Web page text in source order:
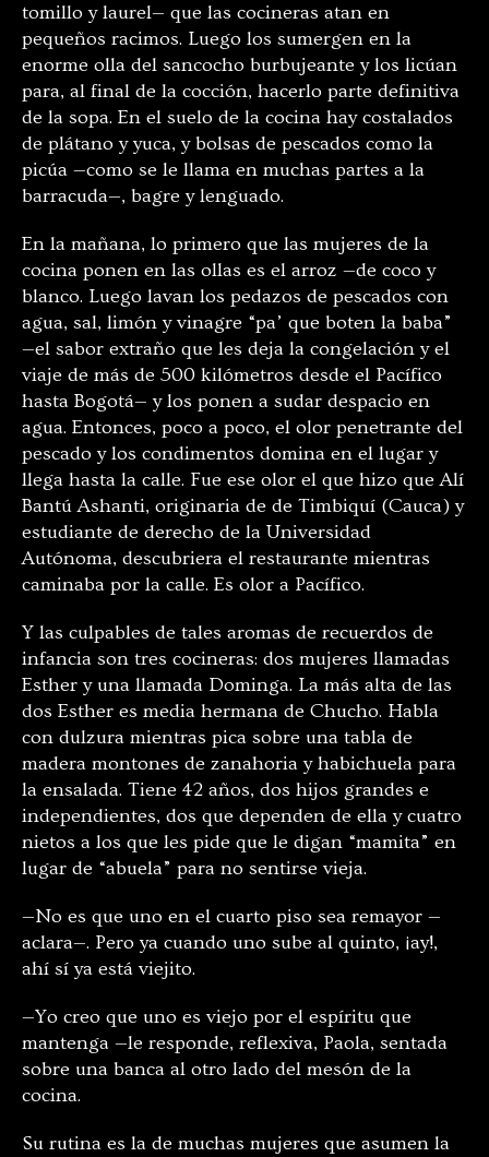
tomillo y laurel— que las cocineras atan en
pequeños racimos. Luego los sumergen en la
enorme olla del sancocho burbujeante y los licúan
para, al final de la cocción, hacerlo parte definitiva
de la sopa. En el suelo de la cocina hay costalados
de plátano y yuca, y bolsas de pescados como la
picúa —como se le llama en muchas partes a la
barracuda—, bagre y lenguado.
En la mañana, lo primero que las mujeres de la
cocina ponen en las ollas es el arroz —de coco y
blanco. Luego lavan los pedazos de pescados con
agua, sal, limón y vinagre “pa’ que boten la baba”
—el sabor extraño que les deja la congelación y el
viaje de más de 500 kilómetros desde el Pacífico
hasta Bogotá— y los ponen a sudar despacio en
agua. Entonces, poco a poco, el olor penetrante del
pescado y los condimentos domina en el lugar y
llega hasta la calle. Fue ese olor el que hizo que Alí
Bantú Ashanti, originaria de de Timbiquí (Cauca) y
estudiante de derecho de la Universidad
Autónoma, descubriera el restaurante mientras
caminaba por la calle. Es olor a Pacífico.
Y las culpables de tales aromas de recuerdos de
infancia son tres cocineras: dos mujeres llamadas
Esther y una llamada Dominga. La más alta de las
dos Esther es media hermana de Chucho. Habla
con dulzura mientras pica sobre una tabla de
madera montones de zanahoria y habichuela para
la ensalada. Tiene 42 años, dos hijos grandes e
independientes, dos que dependen de ella y cuatro
nietos a los que les pide que le digan “mamita” en
lugar de “abuela” para no sentirse vieja.
—No es que uno en el cuarto piso sea remayor —
aclara—. Pero ya cuando uno sube al quinto, ¡ay!,
ahí sí ya está viejito.
—Yo creo que uno es viejo por el espíritu que
mantenga —le responde, reflexiva, Paola, sentada
sobre una banca al otro lado del mesón de la
cocina.
Su rutina es la de muchas mujeres que asumen la